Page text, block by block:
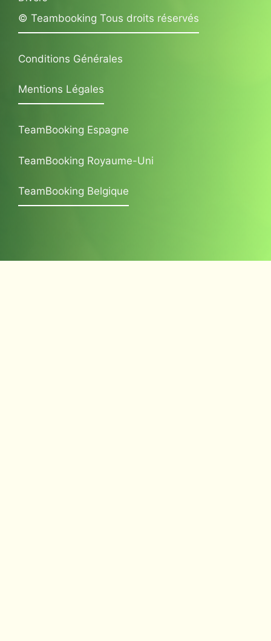
© Teambooking Tous droits réservés
Conditions Générales
Mentions Légales
TeamBooking Espagne
TeamBooking Royaume-Uni
TeamBooking Belgique